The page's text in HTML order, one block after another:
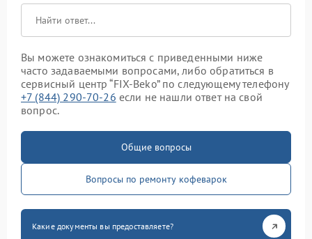
Вы можете ознакомиться с приведенными ниже
часто задаваемыми вопросами, либо обратиться в
сервисный центр “FIX-Beko” по следующему телефону
+7 (844) 290-70-26 если не нашли ответ на свой
вопрос.
Общие вопросы
Вопросы по ремонту кофеварок
Какие документы вы предоставляете?